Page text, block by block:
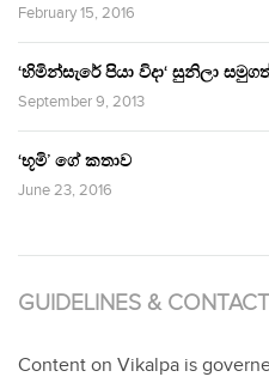
February 15, 2016
‘හිමින්සැරේ පියා විදා‘ සුනිලා
September 9, 2013
‘භූමි’ ගේ කතාව
June 23, 2016
GUIDELINES & CONTACT
Content on Vikalpa is